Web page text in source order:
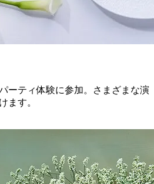
ーティ体験に参加。さまざまな演
ます。